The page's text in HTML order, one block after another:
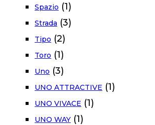
Spazio (1)
Strada (3)
Tipo (2)
Toro (1)
Uno (3)
UNO ATTRACTIVE (1)
UNO VIVACE (1)
UNO WAY (1)